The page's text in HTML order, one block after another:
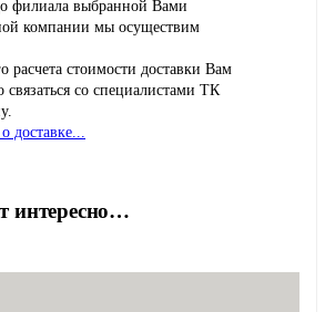
филиала выбранной Вами
компании мы осуществим
расчета стоимости доставки Вам
связаться со специалистами ТК
доставке...
интересно…